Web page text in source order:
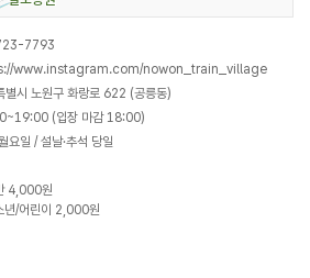
7793
www.instagram.com/nowon_train_village
별시 노원구 화랑로 622 (공릉동)
(입장 마감 18:00)
요일 / 설날·추석 당일
4,000원
년/어린이 2,000원